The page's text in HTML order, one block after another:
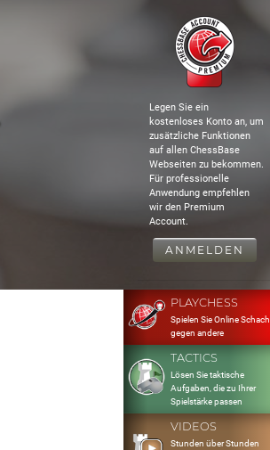
Legen Sie ein
kostenloses Konto an, um
zusätzliche Funktionen
auf allen ChessBase
Webseiten zu bekommen.
Für professionelle
Anwendung empfehlen
wir den Premium
Account.
ANMELDEN
PLAYCHESS
Spielen Sie Online Schach
gegen andere
TACTICS
Lösen Sie taktische
Aufgaben, die zu Ihrer
Spielstärke passen
VIDEOS
Stunden über Stunden